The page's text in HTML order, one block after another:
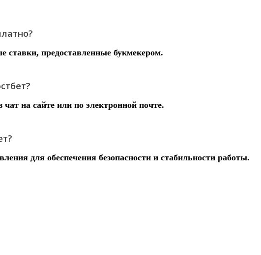
ставки, предоставленные букмекером.
на сайте или по электронной почте.
для обеспечения безопасности и стабильности работы.